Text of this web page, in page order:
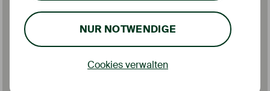
operativen Entwicklung: Die Bilanzsumme stieg
um 6 % auf rund 1,06 Mrd. EUR, getragen
durch eine gezielte Ausweitung des
Kreditgeschäfts auf über 550 Mio. EUR.
NUR NOTWENDIGE
Cookies verwalten